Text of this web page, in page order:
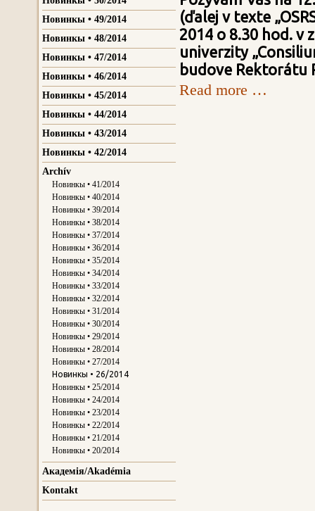
Новинкы • 49/2014
Новинкы • 48/2014
Новинкы • 47/2014
Новинкы • 46/2014
Новинкы • 45/2014
Новинкы • 44/2014
Новинкы • 43/2014
Новинкы • 42/2014
Archív
Новинкы • 41/2014
Новинкы • 40/2014
Новинкы • 39/2014
Новинкы • 38/2014
Новинкы • 37/2014
Новинкы • 36/2014
Новинкы • 35/2014
Новинкы • 34/2014
Новинкы • 33/2014
Новинкы • 32/2014
Новинкы • 31/2014
Новинкы • 30/2014
Новинкы • 29/2014
Новинкы • 28/2014
Новинкы • 27/2014
Новинкы • 26/2014
Новинкы • 25/2014
Новинкы • 24/2014
Новинкы • 23/2014
Новинкы • 22/2014
Новинкы • 21/2014
Новинкы • 20/2014
Aкадемія/Akadémiа
Kontakt
(ďalej v texte
2014 o 8.30 hod. v
univerzity
budove Rektorátu
Read more …